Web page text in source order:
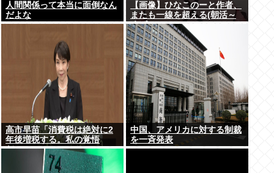
人間関係って本当に面倒なん
だよな
【画像】ひなこのーと作者、
またも一線を超える(朝活～
くぱぁ)www
高市早苗「消費税は絶対に2
年後増税する。私の覚悟
だ。」
中国、アメリカに対する制裁
を一斉発表